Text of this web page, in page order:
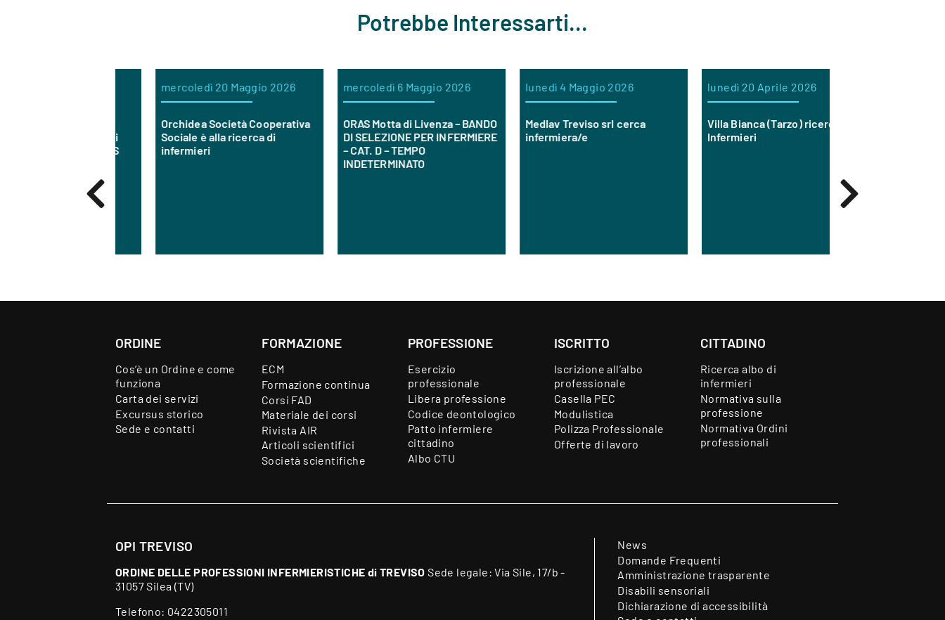
Potrebbe Interessarti...
mercoledì 20 Maggio 2026
Orchidea Società Cooperativa
Sociale è alla ricerca di
infermieri
mercoledì 6 Maggio 2026
ORAS Motta di Livenza – BANDO
DI SELEZIONE PER INFERMIERE
– CAT. D – TEMPO
INDETERMINATO
lunedì 4 Maggio 2026
Medlav Treviso srl cerca
infermiera/e
lunedì 20 Aprile 2026
Villa Bianca (Tarzo) ricerca
Infermieri
ORDINE
Cos’è un Ordine e come
funziona
Carta dei servizi
Excursus storico
Sede e contatti
FORMAZIONE
ECM
Formazione continua
Corsi FAD
Materiale dei corsi
Rivista AIR
Articoli scientifici
Società scientifiche
PROFESSIONE
Esercizio
professionale
Libera professione
Codice deontologico
Patto infermiere
cittadino
Albo CTU
ISCRITTO
Iscrizione all’albo
professionale
Casella PEC
Modulistica
Polizza Professionale
Offerte di lavoro
CITTADINO
Ricerca albo di
infermieri
Normativa sulla
professione
Normativa Ordini
professionali
OPI TREVISO
ORDINE DELLE PROFESSIONI INFERMIERISTICHE di TREVISO Sede legale: Via Sile, 17/b -
31057 Silea (TV)
Telefono: 0422305011
News
Domande Frequenti
Amministrazione trasparente
Disabili sensoriali
Dichiarazione di accessibilità